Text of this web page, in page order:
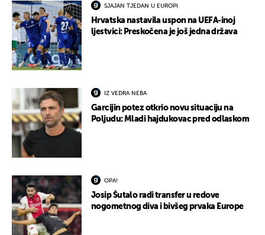
SJAJAN TJEDAN U EUROPI
Hrvatska nastavila uspon na UEFA-inoj
ljestvici: Preskočena je još jedna država
IZ VEDRA NEBA
Garcijin potez otkrio novu situaciju na
Poljudu: Mladi hajdukovac pred odlaskom
OPA!
Josip Šutalo radi transfer u redove
nogometnog diva i bivšeg prvaka Europe